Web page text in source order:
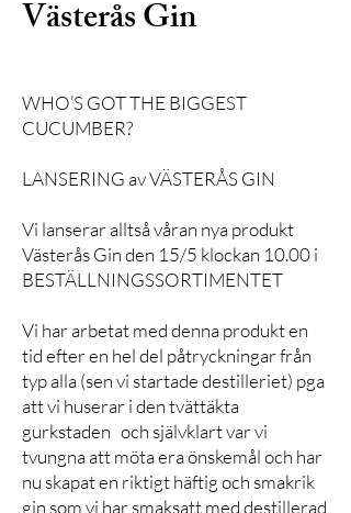
Västerås Gin
WHO’S GOT THE BIGGEST
CUCUMBER?
LANSERING av VÄSTERÅS GIN
Vi lanserar alltså våran nya produkt
Västerås Gin den 15/5 klockan 10.00 i
BESTÄLLNINGSSORTIMENTET
Vi har arbetat med denna produkt en
tid efter en hel del påtryckningar från
typ alla (sen vi startade destilleriet) pga
att vi huserar i den tvättäkta
gurkstaden och självklart var vi
tvungna att möta era önskemål och har
nu skapat en riktigt häftig och smakrik
gin som vi har smaksatt med destillerad